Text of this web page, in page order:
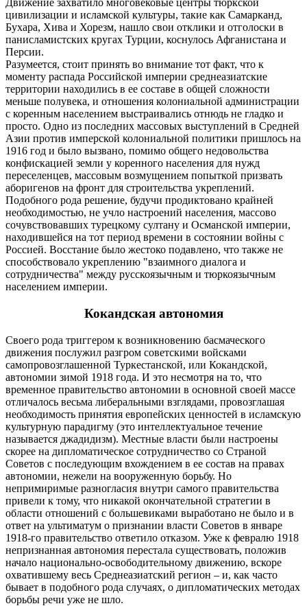
Движение захватило многовековые центры тюркской
цивилизации и исламской культуры, такие как Самарканд,
Бухара, Хива и Хорезм, нашло свои отклики и отголоски в
панисламистских кругах Турции, коснулось Афганистана и
Персии.
Разумеется, стоит принять во внимание тот факт, что к
моменту распада Российской империи среднеазиатские
территории находились в ее составе в общей сложности
меньше полувека, и отношения колониальной администрации
с коренным населением выстраивались отнюдь не гладко и
просто. Одно из последних массовых выступлений в Средней
Азии против имперской колониальной политики пришлось на
1916 год и было вызвано, помимо общего недовольства
конфискацией земли у коренного населения для нужд
переселенцев, массовым возмущением попыткой призвать
аборигенов на фронт для строительства укреплений.
Подобного рода решение, будучи продиктовано крайней
необходимостью, не учло настроений населения, массово
сочувствовавших турецкому султану и Османской империи,
находившейся на тот период времени в состоянии войны с
Россией. Восстание было жестоко подавлено, что также не
способствовало укреплению "взаимного диалога и
сотрудничества" между русскоязычным и тюркоязычным
населением империи.
Кокандская автономия
Своего рода триггером к возникновению басмаческого
движения послужил разгром советскими войсками
самопровозглашенной Туркестанской, или Кокандской,
автономии зимой 1918 года. И это несмотря на то, что
временное правительство автономии в основной своей массе
отличалось весьма либеральными взглядами, провозглашая
необходимость принятия европейских ценностей в исламскую
культурную парадигму (это интеллектуальное течение
называется джадидизм). Местные власти были настроены
скорее на дипломатическое сотрудничество со Страной
Советов с последующим вхождением в ее состав на правах
автономии, нежели на вооруженную борьбу. Но
непримиримые разногласия внутри самого правительства
привели к тому, что никакой окончательной стратегии в
области отношений с большевиками выработано не было и в
ответ на ультиматум о признании власти Советов в январе
1918-го правительство ответило отказом. Уже к февралю 1918
непризнанная автономия перестала существовать, положив
начало национально-освободительному движению, вскоре
охватившему весь Среднеазиатский регион – и, как часто
бывает в подобного рода случаях, о дипломатических методах
борьбы речи уже не шло.